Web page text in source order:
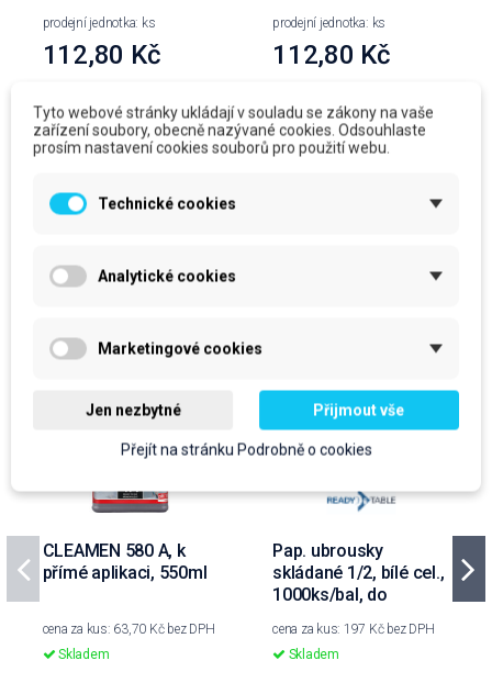
prodejní jednotka: ks
112,80 Kč
Do košíku
prodejní jednotka: ks
112,80 Kč
Do košíku
Zákazníci, kteří si koupili tento produkt, koupili
CLEAMEN 580 A, k
přímé aplikaci, 550ml
cena za kus: 63,70 Kč bez DPH
Skladem
Pap. ubrousky
skládané 1/2, bílé cel.,
1000ks/bal, do
cena za kus: 197 Kč bez DPH
Skladem
Tyto webové stránky ukládají v souladu se zákony na vaše
zařízení soubory, obecně nazývané cookies. Odsouhlaste
prosím nastavení cookies souborů pro použití webu.
Technické cookies
Analytické cookies
Marketingové cookies
Jen nezbytné Přijmout vše
Přejít na stránku Podrobně o cookies